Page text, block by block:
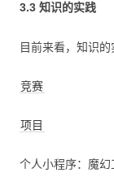
3.3 知识的实践
目前来看，知识
竞赛
项目
个人小程序：魔幻